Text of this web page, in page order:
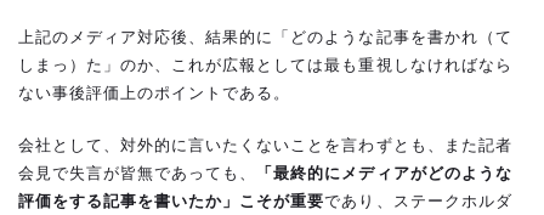
上記のメディア対応後、結果的に「どのような記事を書かれ（て
しまっ）た」のか、これが広報としては最も重視しなければなら
ない事後評価上のポイントである。
会社として、対外的に言いたくないことを言わずとも、また記者
会見で失言が皆無であっても、
「最終的にメディアがどのような
評価をする記事を書いたか」こそが重要であり、ステークホルダ